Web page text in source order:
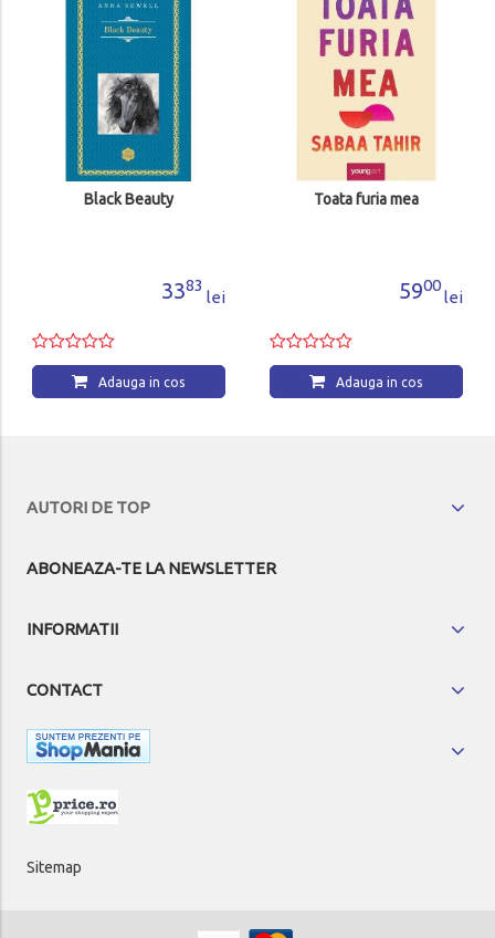
Black Beauty
3383
lei
Adauga in cos
Toata furia mea
5900
lei
Adauga in cos
AUTORI DE TOP
ABONEAZA-TE LA NEWSLETTER
INFORMATII
CONTACT
Sitemap